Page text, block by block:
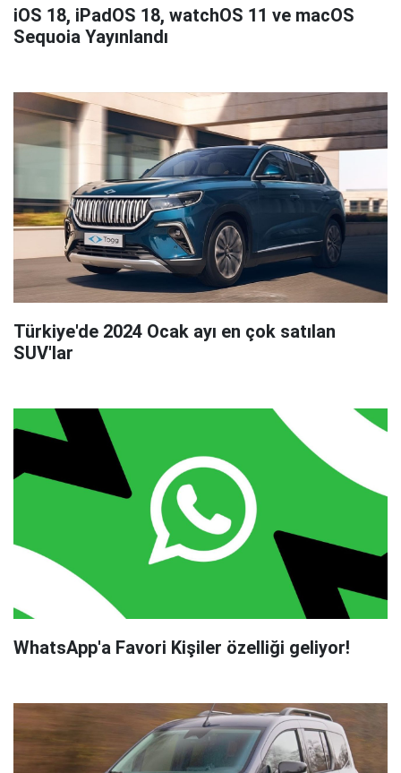
iOS 18, iPadOS 18, watchOS 11 ve macOS
Sequoia Yayınlandı
Türkiye'de 2024 Ocak ayı en çok satılan
SUV'lar
WhatsApp'a Favori Kişiler özelliği geliyor!